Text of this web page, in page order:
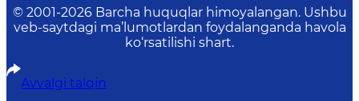
© 2001-2026 Barcha huquqlar himoyalangan. Ushbu
veb-saytdagi ma’lumotlardan foydalanganda havola
ko‘rsatilishi shart.
Avvalgi talqin